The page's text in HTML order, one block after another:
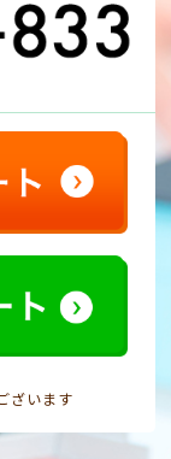
ざいます